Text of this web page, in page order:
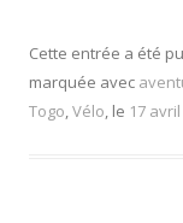
Cette entrée a été
marquée avec
Togo,Vélo, le 17